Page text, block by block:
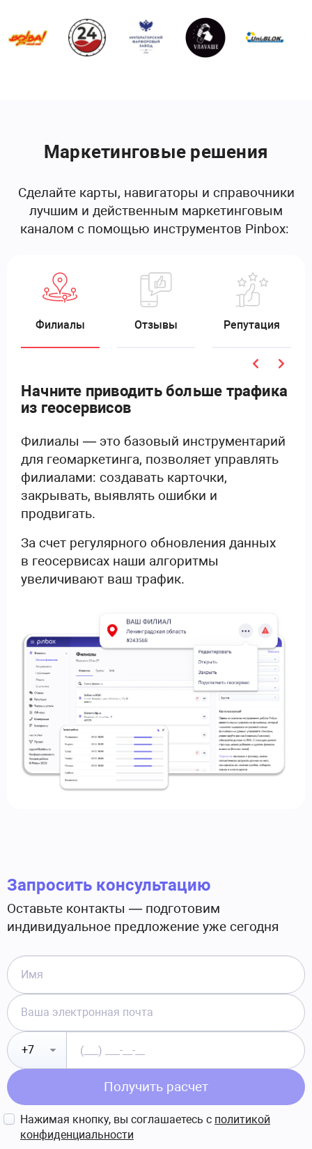
Маркетинговые решения
Сделайте карты, навигаторы и справочники
лучшим и действенным маркетинговым
каналом с помощью инструментов Pinbox:
Филиалы Отзывы Репутация
Начните приводить больше трафика
из геосервисов
Филиалы — это базовый инструментарий
для геомаркетинга, позволяет управлять
филиалами: создавать карточки,
закрывать, выявлять ошибки и
продвигать.
За счет регулярного обновления данных
в геосервисах наши алгоритмы
увеличивают ваш трафик.
Запросить консультацию
Оставьте контакты — подготовим
индивидуальное предложение уже сегодня
Получить расчет
Нажимая кнопку, вы соглашаетесь с политикой
конфиденциальности